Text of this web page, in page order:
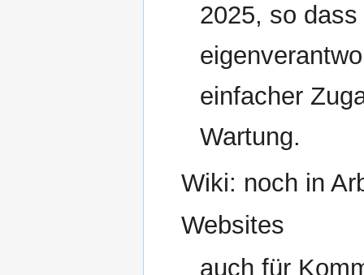
2025, so
einfacher
Wartung.
Wiki: noch in
Websites
auch für